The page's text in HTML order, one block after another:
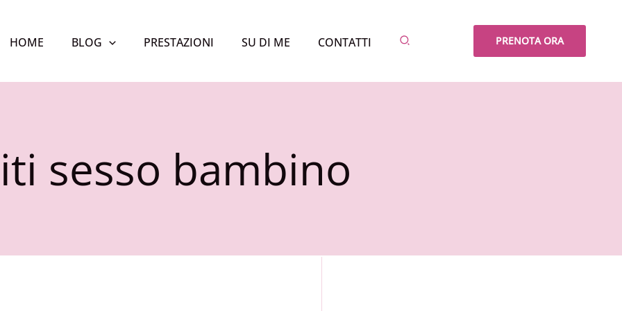
HOME BLOG PRESTAZIONI SU DI ME CONTATTI Cerca PRENOTA ORA
sesso bambino